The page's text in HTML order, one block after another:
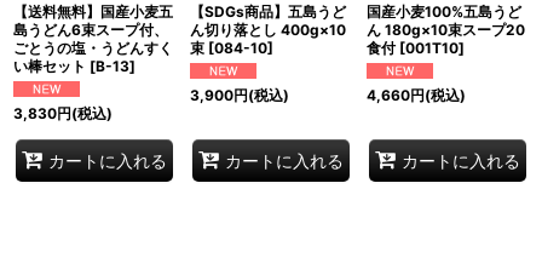
【送料無料】国産小麦五
島うどん6束スープ付、
ごとうの塩・うどんすく
い棒セット [B-13]
3,830円(税込)
カートに入れる
【SDGs商品】五島うど
ん切り落とし 400g×10
束 [084-10]
3,900円(税込)
カートに入れる
国産小麦100%五島うど
ん 180g×10束スープ20
食付 [001T10]
4,660円(税込)
カートに入れる